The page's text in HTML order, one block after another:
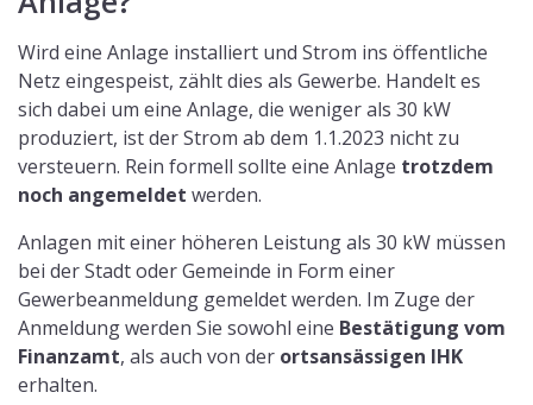
Bei einem jährlichen Überschuss von
24.500 € würde die Gewerbesteuer greifen,
die an die jeweilige Gemeinde gezahlt
werden würde.
Liebhaberei bei der
Einkommensteuer vor dem
1.1.2023